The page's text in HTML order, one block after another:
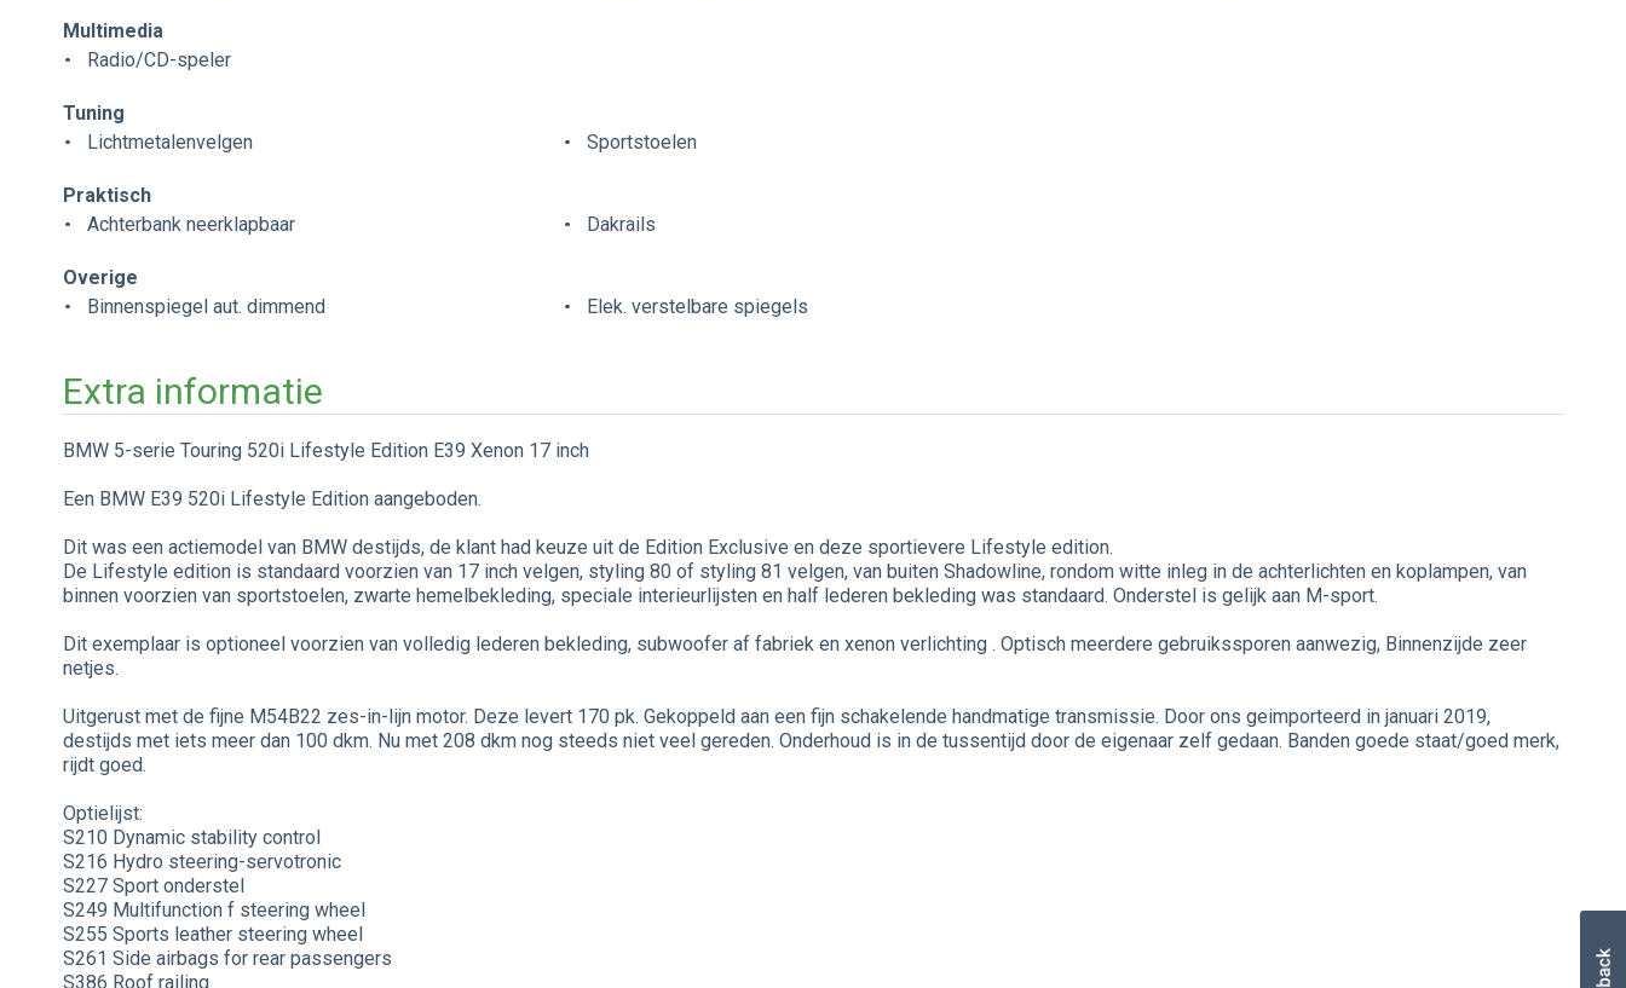
Multimedia
Radio/CD-speler
Tuning
Lichtmetalenvelgen
Sportstoelen
Praktisch
Achterbank neerklapbaar
Dakrails
Overige
Binnenspiegel aut. dimmend
Elek. verstelbare spiegels
Extra informatie
BMW 5-serie Touring 520i Lifestyle Edition E39 Xenon 17 inch
Een BMW E39 520i Lifestyle Edition aangeboden.
Dit was een actiemodel van BMW destijds, de klant had keuze uit de Edition Exclusive en deze sportievere Lifestyle edition.
De Lifestyle edition is standaard voorzien van 17 inch velgen, styling 80 of styling 81 velgen, van buiten Shadowline, rondom witte inleg in de achterlichten en koplampen, van
binnen voorzien van sportstoelen, zwarte hemelbekleding, speciale interieurlijsten en half lederen bekleding was standaard. Onderstel is gelijk aan M-sport.
Dit exemplaar is optioneel voorzien van volledig lederen bekleding, subwoofer af fabriek en xenon verlichting . Optisch meerdere gebruikssporen aanwezig, Binnenzijde zeer
netjes.
Uitgerust met de fijne M54B22 zes-in-lijn motor. Deze levert 170 pk. Gekoppeld aan een fijn schakelende handmatige transmissie. Door ons geimporteerd in januari 2019,
destijds met iets meer dan 100 dkm. Nu met 208 dkm nog steeds niet veel gereden. Onderhoud is in de tussentijd door de eigenaar zelf gedaan. Banden goede staat/goed merk,
rijdt goed.
Optielijst:
S210 Dynamic stability control
S216 Hydro steering-servotronic
S227 Sport onderstel
S249 Multifunction f steering wheel
S255 Sports leather steering wheel
S261 Side airbags for rear passengers
S386 Roof railing